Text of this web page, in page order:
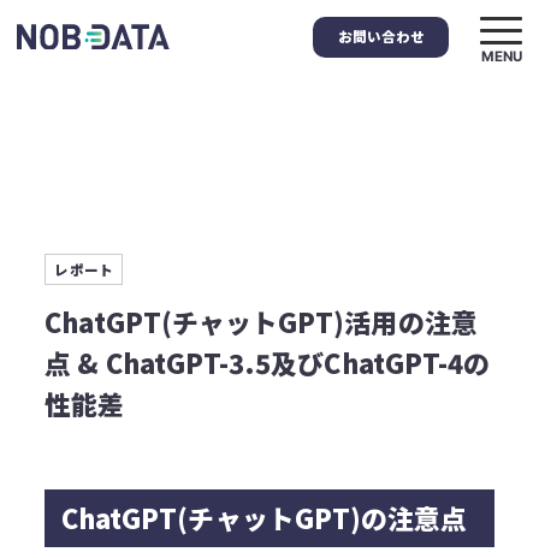
お問い合わせ
MENU
レポート
ChatGPT(チャットGPT)活用の注意
点 & ​ChatGPT-3.5及びChatGPT-4の
性能差​
ChatGPT(チャットGPT)の注意点